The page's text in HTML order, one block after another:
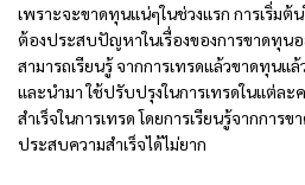
เพราะจะขาดทุนแน่ๆในช่วงแรก การเริ่มต้
ต้องประสบปัญหาในเรื่องของการขาดทุน
สามารถเรียนรู้ จากการเทรดแล้วขาดทุน
และนำมา ใช้ปรับปรุงในการเทรดในแต่ล
สำเร็จในการเทรด โดยการเรียนรู้จากการ
ประสบความสำเร็จได้ไม่ยาก